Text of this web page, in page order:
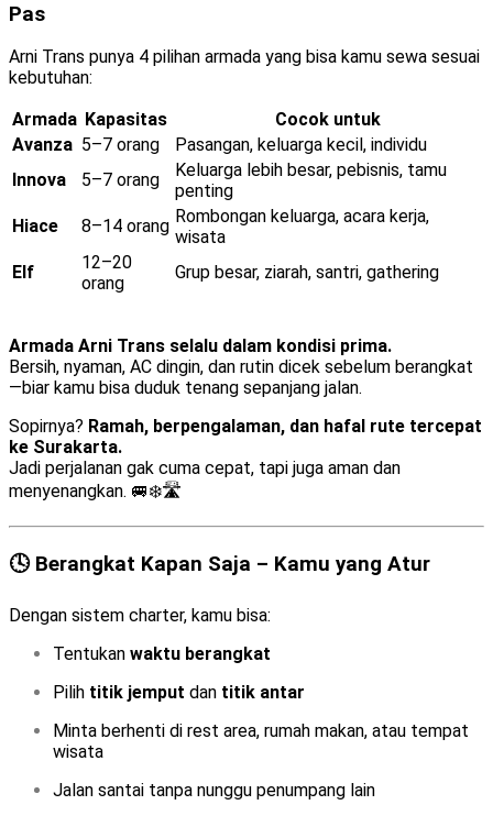
Pas
Arni Trans punya 4 pilihan armada yang bisa kamu sewa sesuai
kebutuhan:
Armada Kapasitas
Cocok untuk
Avanza 5–7 orang
Pasangan, keluarga kecil, individu
Innova
5–7 orang
Keluarga lebih besar, pebisnis, tamu
penting
Hiace
8–14 orang Rombongan keluarga, acara kerja,
wisata
Elf
12–20
orang
Grup besar, ziarah, santri, gathering
Armada Arni Trans selalu dalam kondisi prima.
Bersih, nyaman, AC dingin, dan rutin dicek sebelum berangkat
—biar kamu bisa duduk tenang sepanjang jalan.
Sopirnya? Ramah, berpengalaman, dan hafal rute tercepat
ke Surakarta.
Jadi perjalanan gak cuma cepat, tapi juga aman dan
menyenangkan. 🚐❄️🛣️
🕓 Berangkat Kapan Saja – Kamu yang Atur
Dengan sistem charter, kamu bisa:
Tentukan waktu berangkat
Pilih titik jemput dan titik antar
Minta berhenti di rest area, rumah makan, atau tempat
wisata
Jalan santai tanpa nunggu penumpang lain